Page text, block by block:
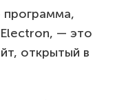
программа,
— это
открытый в